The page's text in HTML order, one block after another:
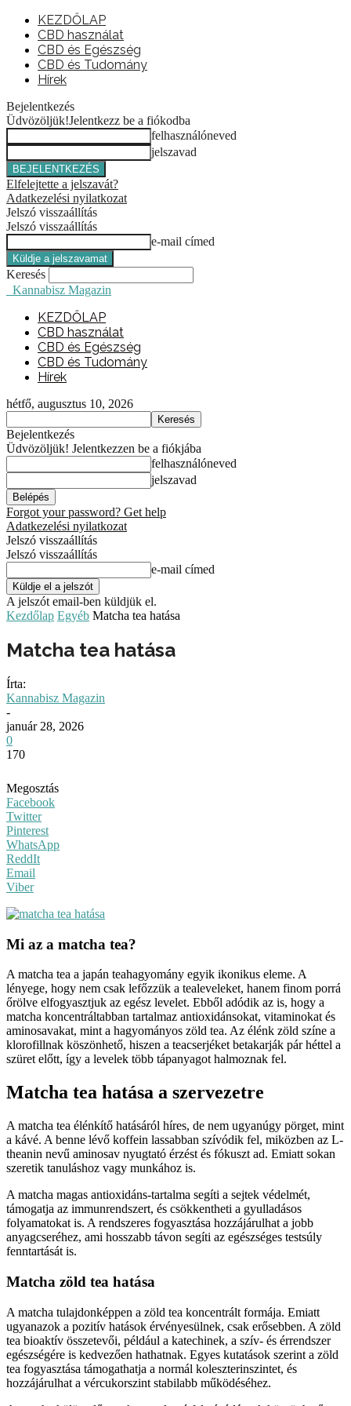
KEZDŐLAP
CBD használat
CBD és Egészség
CBD és Tudomány
Hírek
Bejelentkezés
Üdvözöljük!Jelentkezz be a fiókodba
felhasználóneved
jelszavad
Elfelejtette a jelszavát?
Adatkezelési nyilatkozat
Jelszó visszaállítás
Jelszó visszaállítás
e-mail címed
Keresés
Kannabisz Magazin
KEZDŐLAP
CBD használat
CBD és Egészség
CBD és Tudomány
Hírek
hétfő, augusztus 10, 2026
Bejelentkezés
Üdvözöljük! Jelentkezzen be a fiókjába
felhasználóneved
jelszavad
Forgot your password? Get help
Adatkezelési nyilatkozat
Jelszó visszaállítás
Jelszó visszaállítás
e-mail címed
A jelszót email-ben küldjük el.
Kezdőlap Egyéb Matcha tea hatása
Matcha tea hatása
Írta:
Kannabisz Magazin
-
január 28, 2026
0
170
Megosztás
Facebook
Twitter
Pinterest
WhatsApp
ReddIt
Email
Viber
Mi az a matcha tea?
A matcha tea a japán teahagyomány egyik ikonikus eleme. A
lényege, hogy nem csak lefőzzük a tealeveleket, hanem finom porrá
őrölve elfogyasztjuk az egész levelet. Ebből adódik az is, hogy a
matcha koncentráltabban tartalmaz antioxidánsokat, vitaminokat és
aminosavakat, mint a hagyományos zöld tea. Az élénk zöld színe a
klorofillnak köszönhető, hiszen a teacserjéket betakarják pár héttel a
szüret előtt, így a levelek több tápanyagot halmoznak fel.
Matcha tea hatása a szervezetre
A matcha tea élénkítő hatásáról híres, de nem ugyanúgy pörget, mint
a kávé. A benne lévő koffein lassabban szívódik fel, miközben az L-
theanin nevű aminosav nyugtató érzést és fókuszt ad. Emiatt sokan
szeretik tanuláshoz vagy munkához is.
A matcha magas antioxidáns-tartalma segíti a sejtek védelmét,
támogatja az immunrendszert, és csökkentheti a gyulladásos
folyamatokat is. A rendszeres fogyasztása hozzájárulhat a jobb
anyagcseréhez, ami hosszabb távon segíti az egészséges testsúly
fenntartását is.
Matcha zöld tea hatása
A matcha tulajdonképpen a zöld tea koncentrált formája. Emiatt
ugyanazok a pozitív hatások érvényesülnek, csak erősebben. A zöld
tea bioaktív összetevői, például a katechinek, a szív- és érrendszer
egészségére is kedvezően hathatnak. Egyes kutatások szerint a zöld
tea fogyasztása támogathatja a normál koleszterinszintet, és
hozzájárulhat a vércukorszint stabilabb működéséhez.